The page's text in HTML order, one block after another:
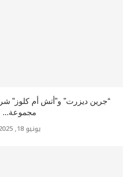
“جرين ديزرت” و”أتش أم كلوز”
مجموعة...
يونيو 18, 2025